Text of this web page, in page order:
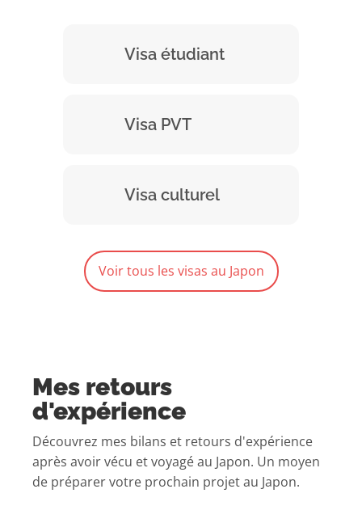
Visa étudiant
Visa PVT
Visa culturel
Voir tous les visas au Japon
Mes retours
d'expérience
Découvrez mes bilans et retours d'expérience
après avoir vécu et voyagé au Japon. Un moyen
de préparer votre prochain projet au Japon.